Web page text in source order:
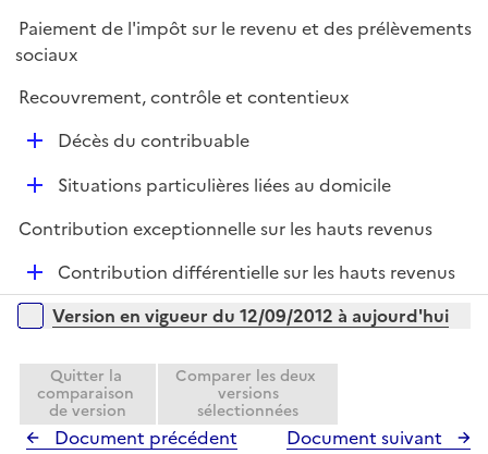
i
e
r
p
l
i
Paiement de l'impôt sur le revenu et des prélèvements
sociaux
Recouvrement, contrôle et contentieux
D
i
r
Décès du contribuable
D
p
i
e
Situations particulières liées au domicile
Contribution exceptionnelle sur les hauts revenus
D
é
p
e
r
Contribution différentielle sur les hauts revenus
Versions sur la période
Version en vigueur du 12/09/2012 à aujourd'hui
Quitter la
comparaison
de version
Comparer les deux
versions
sélectionnées
Document précédent Document suivant